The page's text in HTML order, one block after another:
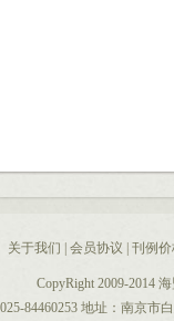
关于我们 会员协议 刊例
CopyRight 2009-2014
84460253 地址：南京市